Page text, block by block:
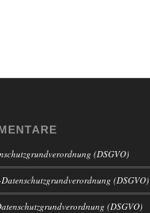
(DSGVO)
(DSGVO)
(DSGVO)